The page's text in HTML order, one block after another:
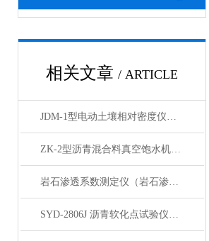
相关文章 / ARTICLE
JDM-1型电动土壤相对密度仪技术参数
ZK-2型沥青混合料真空饱水机产品展示
岩石渗透系数测定仪（岩石渗透仪）产品展示
SYD-2806J 沥青软化点试验仪电脑四路液晶打印展示